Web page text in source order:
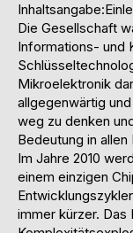
Die Gesellschaft
Informations- und
Mikroelektronik
allgegenwärtig
weg zu denken
Bedeutung in
Im Jahre 2010
einem einzigen
immer kürzer.